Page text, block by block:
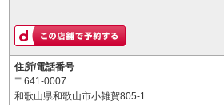
住所/電話番号
〒641-0007
和歌山県和歌山市小雑賀805-1